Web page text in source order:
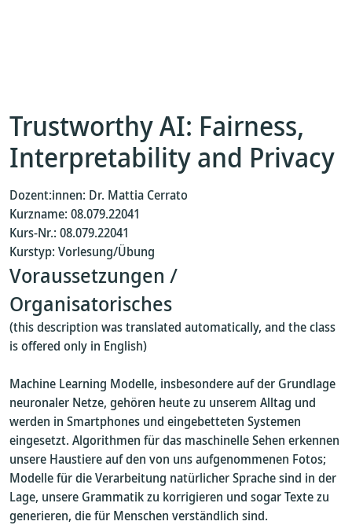
Trustworthy AI: Fairness,
Interpretability and Privacy
Dozent:innen: Dr. Mattia Cerrato
Kurzname: 08.079.22041
Kurs-Nr.: 08.079.22041
Kurstyp: Vorlesung/Übung
Voraussetzungen /
Organisatorisches
(this description was translated automatically, and the class
is offered only in English)
Machine Learning Modelle, insbesondere auf der Grundlage
neuronaler Netze, gehören heute zu unserem Alltag und
werden in Smartphones und eingebetteten Systemen
eingesetzt. Algorithmen für das maschinelle Sehen erkennen
unsere Haustiere auf den von uns aufgenommenen Fotos;
Modelle für die Verarbeitung natürlicher Sprache sind in der
Lage, unsere Grammatik zu korrigieren und sogar Texte zu
generieren, die für Menschen verständlich sind.